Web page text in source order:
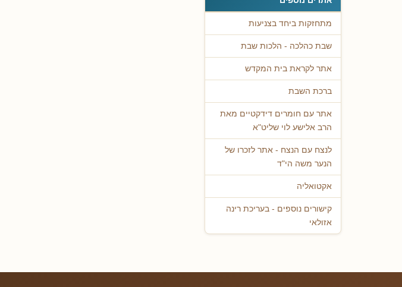
מתחזקות ביחד בצניעות
שבת כהלכה - הלכות שבת
אתר לקראת בית המקדש
ברכת השבת
אתר עם חומרים דידקטיים מאת
הרב אלישע לוי שליט"א
לנצח עם הנצח - אתר לזכרו של
הנער משה הי"ד
אקטואליה
קישורים נוספים - בעריכת רינה
אזולאי